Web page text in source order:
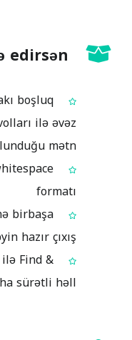
edirsən
boşluq
ilə əvəz
mətn
formatı
birbaşa
hazır çıxış
Find &
sürətli həll